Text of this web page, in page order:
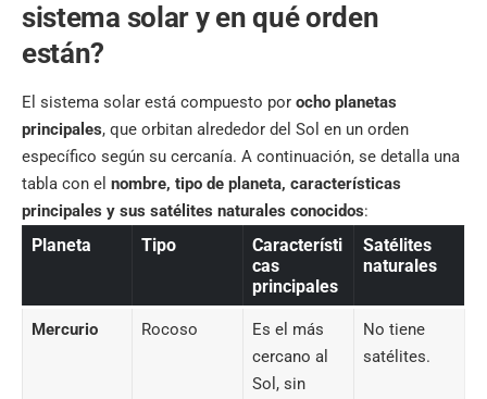
sistema solar y en qué orden
están?
El sistema solar está compuesto por ocho planetas
principales, que orbitan alrededor del Sol en un orden
específico según su cercanía. A continuación, se detalla una
tabla con el nombre, tipo de planeta, características
principales y sus satélites naturales conocidos:
Planeta Tipo
Característi
cas
principales
Satélites
naturales
Mercurio Rocoso
Es el más
cercano al
Sol, sin
No tiene
satélites.